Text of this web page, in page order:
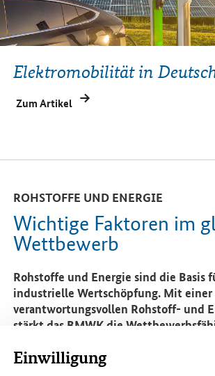
Elektromobilität in
Zum Artikel
ROHSTOFFE UND ENERGIE
Wichtige Faktoren im
Wettbewerb
Rohstoffe und Energie sind die Basis
industrielle Wertschöpfung. Mit einer
verantwortungsvollen Rohstoff- und
stärkt das BMWKdie
Einwilligung